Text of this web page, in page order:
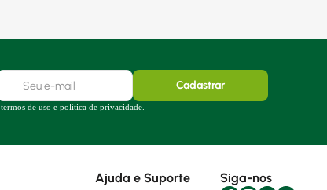
Cadastrar
termos de uso e política de privacidade.
Ajuda e Suporte Siga-nos